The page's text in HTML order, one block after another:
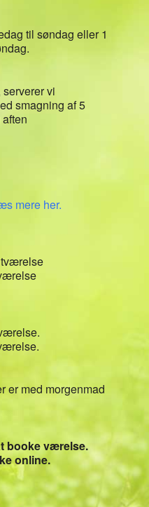
til søndag eller 1
vi
smagning af 5
mere her.
er med morgenmad
booke værelse.
online.